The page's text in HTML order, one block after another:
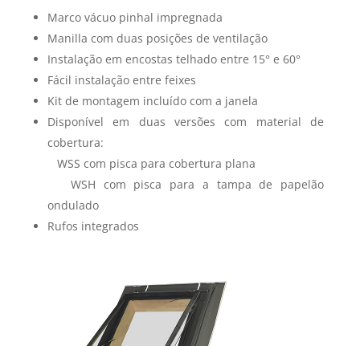
Marco vácuo pinhal impregnada
Manilla com duas posições de ventilação
Instalação em encostas telhado entre 15° e 60°
Fácil instalação entre feixes
Kit de montagem incluído com a janela
Disponível em duas versões com material de
cobertura:
WSS com pisca para cobertura plana
WSH com pisca para a tampa de papelão
ondulado
Rufos integrados